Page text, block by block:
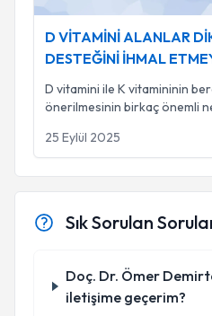
D VİTAMİNİ ALANLAR
DESTEĞİNİ İHMAL
D vitamini ile K vitamininin
25 Eylül 2025
Sık Sorulan
Doç. Dr. Ömer
iletişime geçerim?